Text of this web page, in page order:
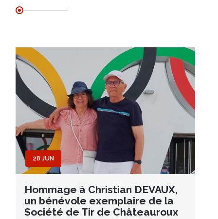
28 JUN
Hommage à Christian DEVAUX,
un bénévole exemplaire de la
Société de Tir de Châteauroux